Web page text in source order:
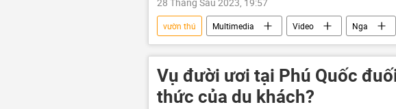
vườn thú Multimedia Video Nga
Vụ đười ươi tại Phú Quốc
thức của du khách?